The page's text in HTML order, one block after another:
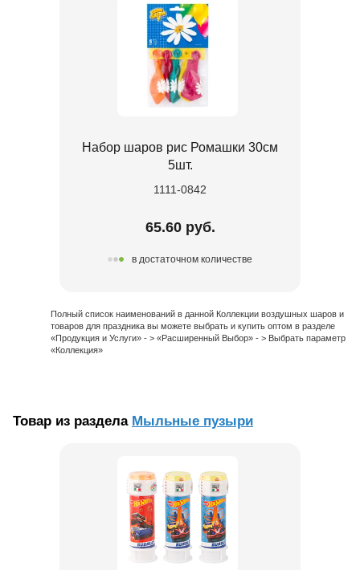
Набор шаров рис Ромашки 30см
5шт.
1111-0842
65.60 руб.
в достаточном количестве
Полный список наименований в данной Коллекции воздушных шаров и
товаров для праздника вы можете выбрать и купить оптом в разделе
«Продукция и Услуги» - > «Расширенный Выбор» - > Выбрать параметр
«Коллекция»
Товар из раздела Мыльные пузыри